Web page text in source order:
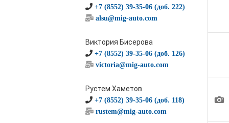
+7 (8552) 39-35-06 (доб. 222)
alsu@mig-auto.com
Виктория Бисерова
+7 (8552) 39-35-06 (доб. 126)
victoria@mig-auto.com
Рустем Хаметов
+7 (8552) 39-35-06 (доб. 118)
rustem@mig-auto.com
1